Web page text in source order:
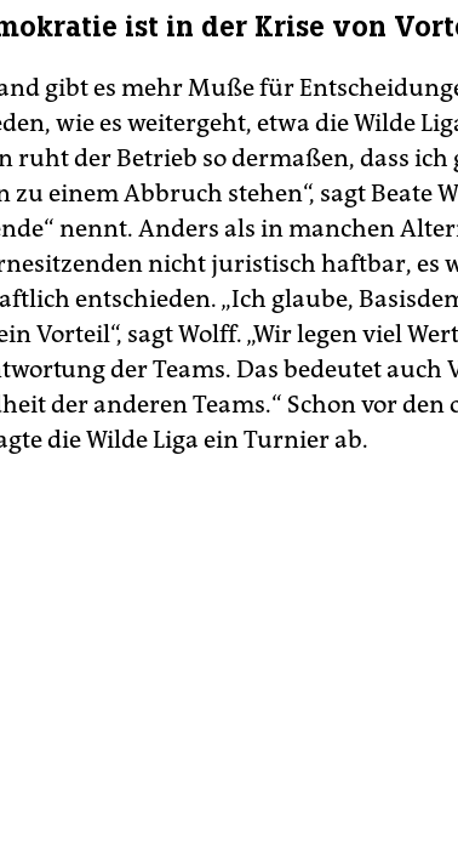
ist in der Krise von
gibt es mehr Muße für
wie es weitergeht, etwa die Wilde
ruht der Betrieb so dermaßen, dass
zu einem Abbruch stehen“, sagt Beate
nennt. Anders als in manchen
nicht juristisch haftbar, es
entschieden. „Ich glaube,
Vorteil“, sagt Wolff. „Wir legen viel
der Teams. Das bedeutet
der anderen Teams.“ Schon vor
die Wilde Liga ein Turnier ab.